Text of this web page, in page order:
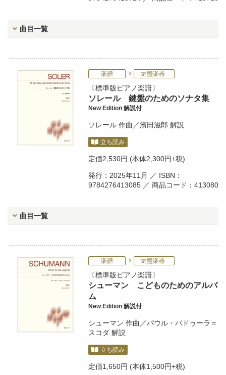
曲目一覧
楽譜 鍵盤楽器
標準版ピアノ楽譜
ソレール 鍵盤のためのソナタ集
New Edition 解説付
ソレール 作曲／濱田滋郎 解説
立ち読み
定価2,530円 (本体2,300円+税)
発行：2025年11月 ／ ISBN：
9784276413085 ／ 商品コード：413080
曲目一覧
楽譜 鍵盤楽器
標準版ピアノ楽譜
シューマン こどものためのアルバ
ム
New Edition 解説付
シューマン 作曲／パウル・バドゥーラ＝
スコダ 解説
立ち読み
定価1,650円 (本体1,500円+税)